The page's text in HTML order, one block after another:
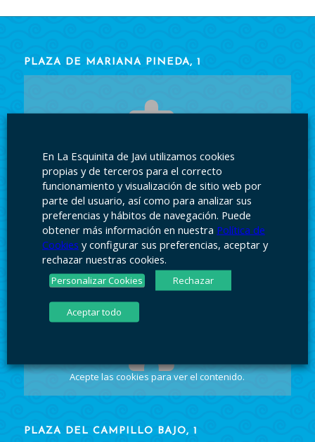
PLAZA DE MARIANA PINEDA, 1
Acepte las cookiespara ver el contenido.
PLAZA DEL CAMPILLO BAJO, 1
Acepte las cookiespara ver el contenido.
PLAZA DEL CAMPILLO BAJO, 1
En La Esquinita de Javi utilizamos cookies
propias y de terceros para el correcto
funcionamiento y visualización de sitio web por
parte del usuario, así como para analizar sus
preferencias y hábitos de navegación. Puede
obtener más información en nuestra Política de
Cookies y configurar sus preferencias, aceptar y
rechazar nuestras cookies.
Personalizar Cookies Rechazar
Aceptar todo